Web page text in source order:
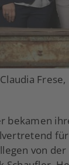
bekamen
von